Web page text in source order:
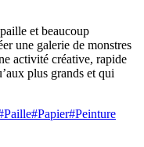
et beaucoup
une galerie de monstres
activité créative, rapide
plus grands et qui
#Papier#Peinture